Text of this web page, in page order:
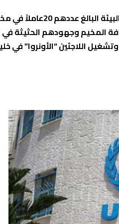
كرّمت اللجنة الشعبية
المخيم وجهودهم الحثيثة
اللاجئين “الأونروا” في